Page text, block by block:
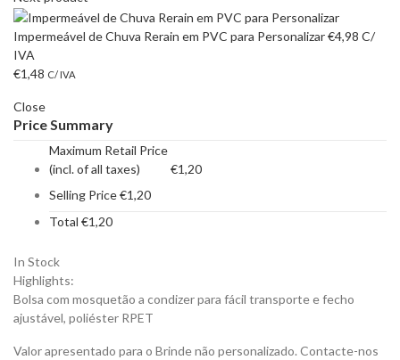
Impermeável de Chuva Rerain em PVC para Personalizar€4,98 C/
IVA
€1,48 C/ IVA
Close
Price Summary
Maximum Retail Price
(incl. of all taxes)
€1,20
Selling Price€1,20
Total €1,20
In Stock
Highlights:
Bolsa com mosquetão a condizer para fácil transporte e fecho
ajustável, poliéster RPET
Valor apresentado para o Brinde não personalizado. Contacte-nos